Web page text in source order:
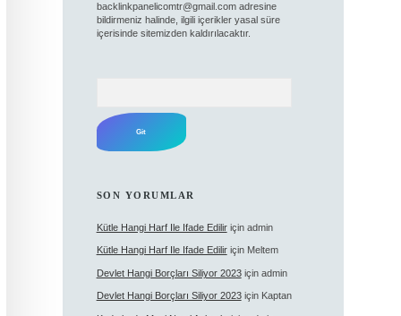
backlinkpanelicomtr@gmail.comadresine
bildirmeniz halinde, ilgili içerikler yasal süre
içerisinde sitemizden kaldırılacaktır.
SON YORUMLAR
Kütle Hangi Harf Ile Ifade Ediliriçin admin
Kütle Hangi Harf Ile Ifade Ediliriçin Meltem
Devlet Hangi Borçları Siliyor 2023için admin
Devlet Hangi Borçları Siliyor 2023için Kaptan